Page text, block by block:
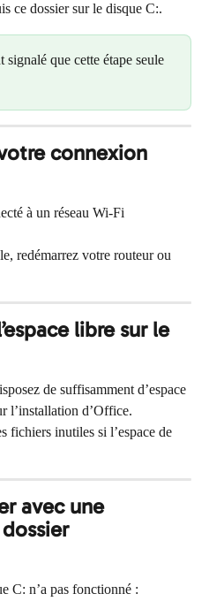
ce dossier sur le disque C:.
que cette étape seule
connexion
à un réseau Wi-Fi
redémarrez votre routeur ou
libre sur le
de suffisamment d’espace
l’installation d’Office.
fichiers inutiles si l’espace de
avec une
C: n’a pas fonctionné :